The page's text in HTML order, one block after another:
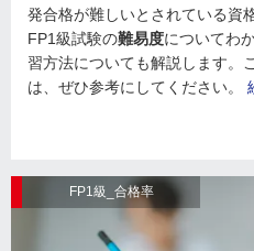
発合格が難しいとされている資
FP1級試験の難易度についてわ
習方法についても解説します。
は、ぜひ参考にしてください。
FP1級_合格率